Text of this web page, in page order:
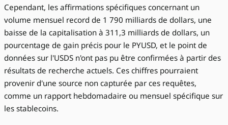
Cependant, les affirmations spécifiques concernant un
volume mensuel record de 1 790 milliards de dollars, une
baisse de la capitalisation à 311,3 milliards de dollars, un
pourcentage de gain précis pour le PYUSD, et le point de
données sur l'USDS n'ont pas pu être confirmées à partir des
résultats de recherche actuels. Ces chiffres pourraient
provenir d'une source non capturée par ces requêtes,
comme un rapport hebdomadaire ou mensuel spécifique sur
les stablecoins.